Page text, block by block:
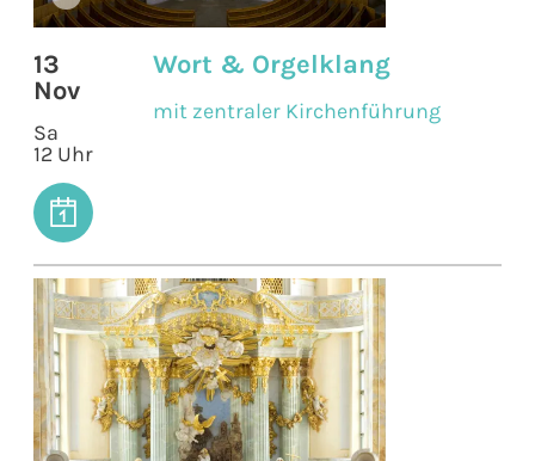
13
Nov
Sa
12 Uhr
Wort & Orgelklang
mit zentraler Kirchenführung